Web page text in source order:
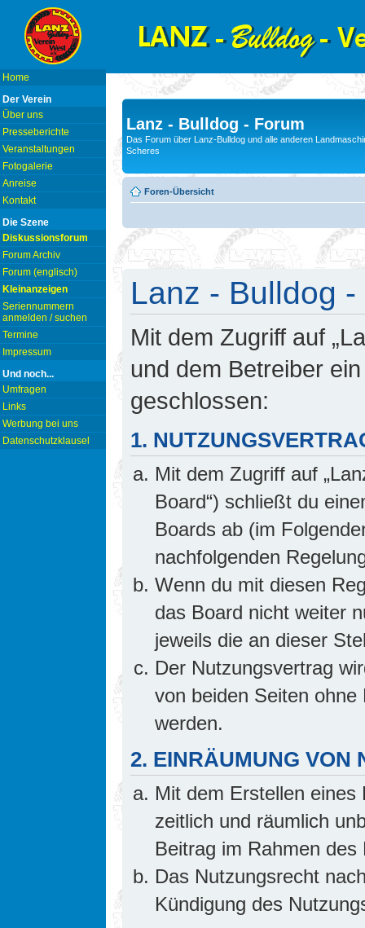
Home
Der Verein
Über uns
Presseberichte
Veranstaltungen
Fotogalerie
Anreise
Kontakt
Die Szene
Diskussionsforum
Forum Archiv
Forum (englisch)
Kleinanzeigen
Seriennummern
anmelden / suchen
Termine
Impressum
Und noch...
Umfragen
Links
Werbung bei uns
Datenschutzklausel
Lanz - Bulldog - Forum
Das Forum über Lanz-Bulldog und alle anderen
Scheres
Foren-Übersicht
Lanz - Bulldog
Mit dem Zugriff auf
und dem Betreiber
geschlossen:
1.
Mit dem Zugriff auf
Board“) schließt du
Boards ab (im
nachfolgenden
Wenn du mit diesen
das Board nicht weiter
jeweils die an dieser
Der Nutzungsvertrag
von beiden Seiten
werden.
2. EINRÄUMUNG VON
Mit dem Erstellen
zeitlich und räumlich
Beitrag im Rahmen
Das Nutzungsrecht
Kündigung des